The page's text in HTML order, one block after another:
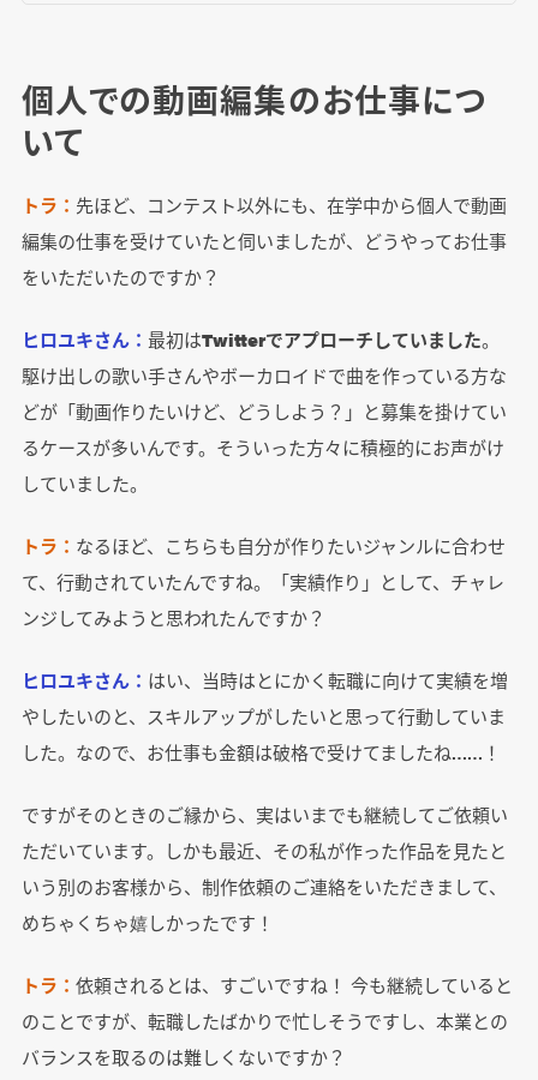
個人での動画編集のお仕事につ
いて
トラ： 先ほど、コンテスト以外にも、在学中から個人で動画
編集の仕事を受けていたと伺いましたが、どうやってお仕事
をいただいたのですか？
ヒロユキさん： 最初はTwitterでアプローチしていました。
駆け出しの歌い手さんやボーカロイドで曲を作っている方な
どが「動画作りたいけど、どうしよう？」と募集を掛けてい
るケースが多いんです。そういった方々に積極的にお声がけ
していました。
トラ： なるほど、こちらも自分が作りたいジャンルに合わせ
て、行動されていたんですね。「実績作り」として、チャレ
ンジしてみようと思われたんですか？
ヒロユキさん： はい、当時はとにかく転職に向けて実績を増
やしたいのと、スキルアップがしたいと思って行動していま
した。なので、お仕事も金額は破格で受けてましたね……！
ですがそのときのご縁から、実はいまでも継続してご依頼い
ただいています。しかも最近、その私が作った作品を見たと
いう別のお客様から、制作依頼のご連絡をいただきまして、
めちゃくちゃ嬉しかったです！
トラ： 依頼されるとは、すごいですね！ 今も継続していると
のことですが、転職したばかりで忙しそうですし、本業との
バランスを取るのは難しくないですか？